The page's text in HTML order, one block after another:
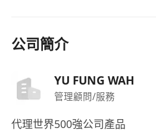
公司簡介
YU FUNG WAH
管理顧問/服務
代理世界500強公司產品